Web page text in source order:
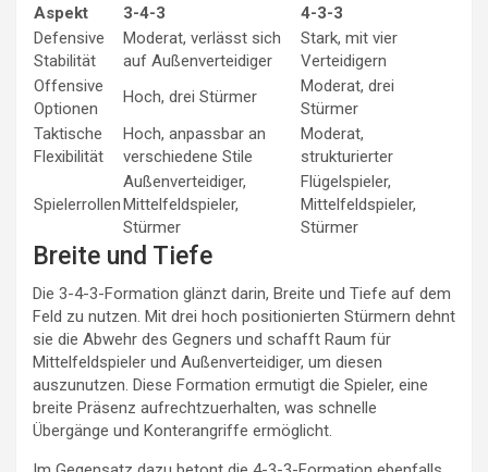
Aspekt 3-4-3
4-3-3
Defensive
Stabilität
Moderat, verlässt sich
auf Außenverteidiger
Stark, mit vier
Verteidigern
Offensive
Optionen
Hoch, drei Stürmer
Moderat, drei
Stürmer
Taktische
Flexibilität
Hoch, anpassbar an
verschiedene Stile
Moderat,
strukturierter
Spielerrollen
Außenverteidiger,
Mittelfeldspieler,
Stürmer
Flügelspieler,
Mittelfeldspieler,
Stürmer
Breite und Tiefe
Die 3-4-3-Formation glänzt darin, Breite und Tiefe auf dem
Feld zu nutzen. Mit drei hoch positionierten Stürmern dehnt
sie die Abwehr des Gegners und schafft Raum für
Mittelfeldspieler und Außenverteidiger, um diesen
auszunutzen. Diese Formation ermutigt die Spieler, eine
breite Präsenz aufrechtzuerhalten, was schnelle
Übergänge und Konterangriffe ermöglicht.